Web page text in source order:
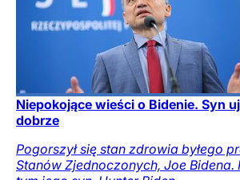
Niepokojące wieści o Bidenie. Syn
dobrze
Pogorszył się stan zdrowia byłego
Stanów Zjednoczonych, Joe Bidena.